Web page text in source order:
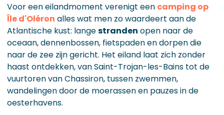
Voor een eilandmoment verenigt een camping op
Île d'Oléron alles wat men zo waardeert aan de
Atlantische kust: langestranden open naar de
oceaan, dennenbossen, fietspaden en dorpen die
naar de zee zijn gericht. Het eiland laat zich zonder
haast ontdekken, van Saint-Trojan-les-Bains tot de
vuurtoren van Chassiron, tussen zwemmen,
wandelingen door de moerassen en pauzes in de
oesterhavens.